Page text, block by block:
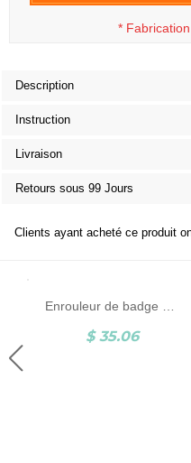
*
Description
Instruction
Livraison
Retours sous 99 Jours
Clients ayant acheté ce produit
$ 35.06